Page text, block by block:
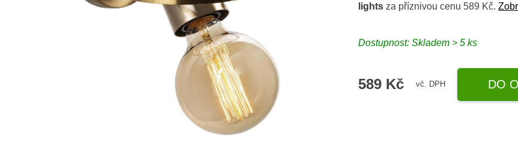
lights za příznivou cenu 589 Kč.
Dostupnost: Skladem > 5 ks
589 Kč vč. DPH DO